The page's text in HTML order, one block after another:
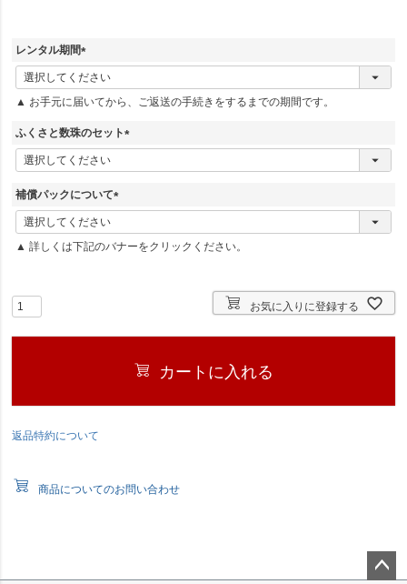
レンタル期間
(
必
須
▲ お手元に届いてから、ご返送の手続きをするまでの期間です。
ふくさと数珠のセット
(
必
補償パックについて
(
必
須
▲ 詳しくは下記のバナーをクリックください。
お気に入りに登録する
カートに入れる
返品特約について
商品についてのお問い合わせ